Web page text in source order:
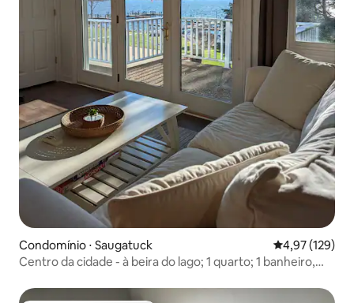
Condomínio ⋅ Saugatuck 4,97 de uma
4,97 (129)
Centro da cidade - à beira do lago; 1 quarto; 1 banheiro,